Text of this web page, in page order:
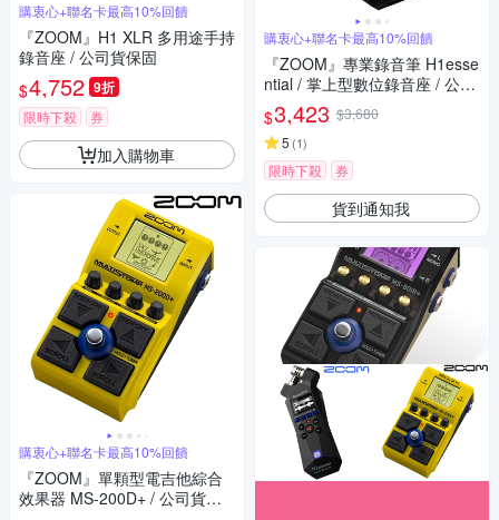
購衷心+聯名卡最高10%回饋
『ZOOM』H1 XLR 多用途手持
錄音座 / 公司貨保固
$4,752 9折
限時下殺 券
加入購物車
購衷心+聯名卡最高10%回饋
『ZOOM』單顆型電吉他綜合
效果器 MS-200D+ / 公司貨保
購衷心+聯名卡最高10%回饋
『ZOOM』專業錄音筆 H1esse
ntial / 掌上型數位錄音座 / 公司
貨保固
$3,423 $3,680
5 (1)
限時下殺 券
貨到通知我